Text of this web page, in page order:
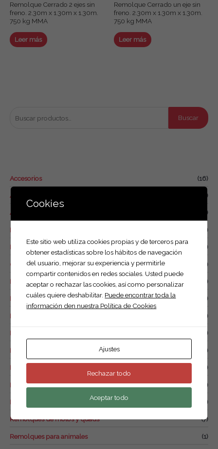
r
p
:
Buscar
Accesorios (16)
Alquiler (1)
Anuncios y trípodes (1)
Basculantes (7)
Food trucks (4)
Otros remolques (6)
Plataformas (18)
Portabicicletas (1)
Remolque caja abierta de 1 eje (12)
Remolque caja abierta doble eje. (20)
Remolque caja cerrada (10)
Remolque de combustible (0)
Remolque náutico (1)
Remolque para drones (2)
Remolques de motos y quads (7)
Remolques para animales (1)
Remolque Cerrado 2 ejes sin
freno. 2.30m x 1.30m x 1.30m.
750 kg MMA
Leer más
Remolque Cerrado un eje sin
freno. 2.30m x 1.30m x 1.30m.
750 kg MMA
Leer más
Cookies
Este sitio web utiliza cookies propias y de terceros para
obtener estadísticas sobre los hábitos de navegación
del usuario, mejorar su experiencia y permitirle
compartir contenidos en redes sociales. Usted puede
aceptar o rechazar las cookies, así como personalizar
cuáles quiere deshabilitar. Puede encontrar toda la
información den nuestra Política de Cookies
Ajustes
Rechazar todo
Aceptar todo